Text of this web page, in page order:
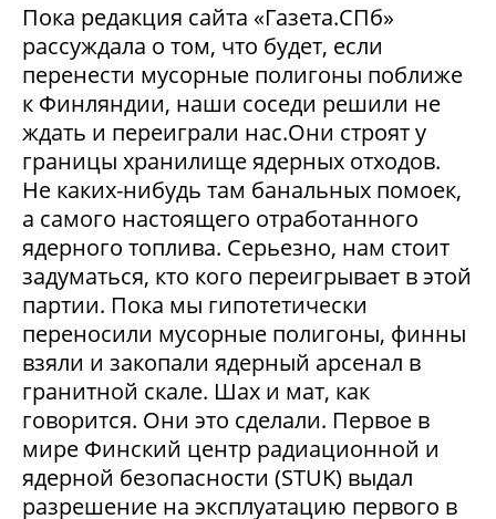
Пока редакция сайта «Газета.СПб»
рассуждала о том, что будет, если
перенести мусорные полигоны поближе
к Финляндии, наши соседи решили не
ждать и переиграли нас.Они строят у
границы хранилище ядерных отходов.
Не каких-нибудь там банальных помоек,
а самого настоящего отработанного
ядерного топлива. Серьезно, нам стоит
задуматься, кто кого переигрывает в этой
партии. Пока мы гипотетически
переносили мусорные полигоны, финны
взяли и закопали ядерный арсенал в
гранитной скале. Шах и мат, как
говорится. Они это сделали. Первое в
мире Финский центр радиационной и
ядерной безопасности (STUK) выдал
разрешение на эксплуатацию первого в